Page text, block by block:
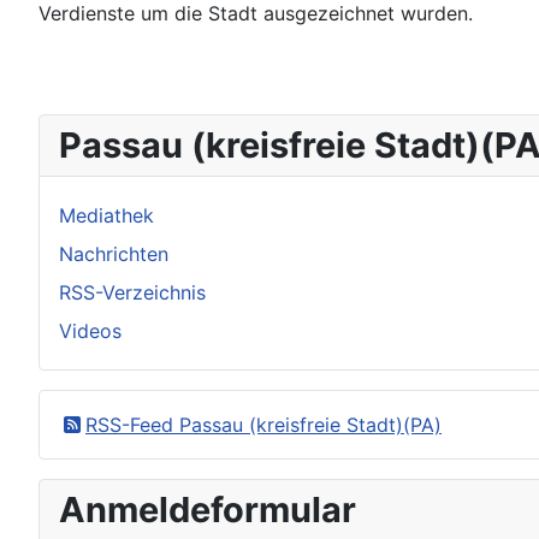
Verdienste um die Stadt ausgezeichnet wurden.
Passau (kreisfreie
Mediathek
Nachrichten
RSS-Verzeichnis
Videos
RSS-Feed Passau (kreisfreie Stadt)(PA)
Anmeldeformular